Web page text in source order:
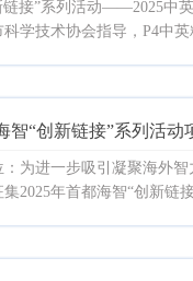
链接”系列活动——2025中
学技术协会指导，P4中
智“创新链接”系列活动
为进一步吸引凝聚海外
2025年首都海智“创新链